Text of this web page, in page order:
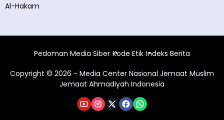
Al-Hakam
Pedoman Media Siber Kode Etik Indeks Berita
Copyright © 2026 - Media Center Nasional Jemaat Muslim
Jemaat Ahmadiyah Indonesia